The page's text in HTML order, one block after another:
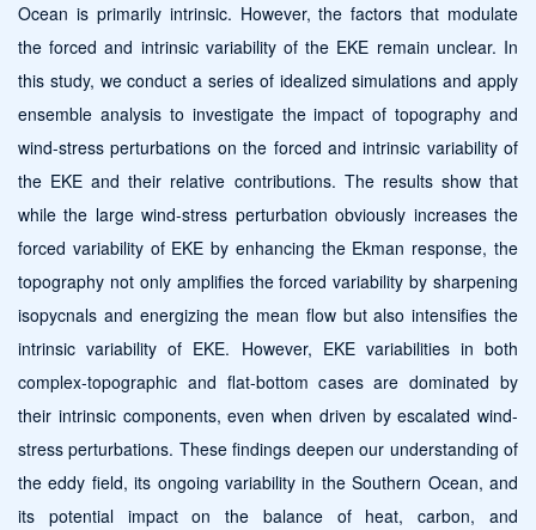
Ocean is primarily intrinsic. However, the factors that modulate
the forced and intrinsic variability of the EKE remain unclear. In
this study, we conduct a series of idealized simulations and apply
ensemble analysis to investigate the impact of topography and
wind-stress perturbations on the forced and intrinsic variability of
the EKE and their relative contributions. The results show that
while the large wind-stress perturbation obviously increases the
forced variability of EKE by enhancing the Ekman response, the
topography not only amplifies the forced variability by sharpening
isopycnals and energizing the mean flow but also intensifies the
intrinsic variability of EKE. However, EKE variabilities in both
complex-topographic and flat-bottom cases are dominated by
their intrinsic components, even when driven by escalated wind-
stress perturbations. These findings deepen our understanding of
the eddy field, its ongoing variability in the Southern Ocean, and
its potential impact on the balance of heat, carbon, and